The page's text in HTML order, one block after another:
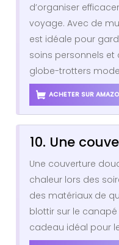
d’organiser
voyage. Avec de
est idéale pour
soins personnels et
globe-trotters
ACHETER SUR
10. Une
Une couverture
chaleur lors des
des matériaux de
blottir sur le
cadeau idéal pour